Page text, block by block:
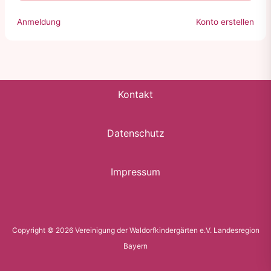
Anmeldung Konto erstellen
Kontakt
Datenschutz
Impressum
Copyright © 2026 Vereinigung der Waldorfkindergärten e.V. Landesregion
Bayern